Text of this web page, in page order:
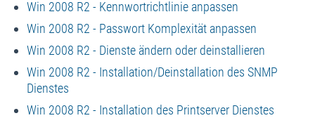
Win 2008 R2 - Kennwortrichtlinie anpassen
Win 2008 R2 - Passwort Komplexität anpassen
Win 2008 R2 - Dienste ändern oder deinstallieren
Win 2008 R2 - Installation/Deinstallation des SNMP
Dienstes
Win 2008 R2 - Installation des Printserver Dienstes